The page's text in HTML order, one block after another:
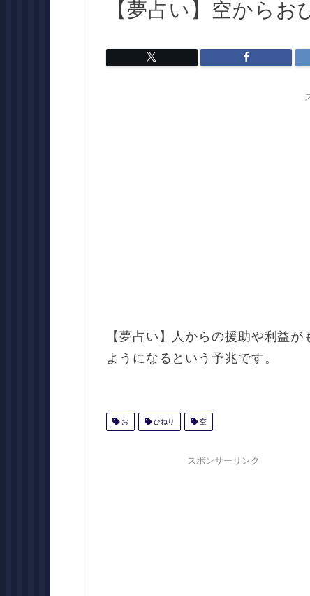
【夢占い】空から
【夢占い】人からの援助や利益
ようになるという予兆です。
お ひねり 空
スポンサーリンク